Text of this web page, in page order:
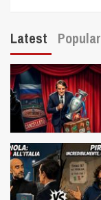
Latest Popular